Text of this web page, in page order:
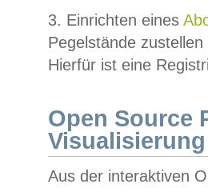
3. Einrichten eines
Pegelstände
Hierfür ist eine
Open Source
Visualisierung
Aus der interaktiven